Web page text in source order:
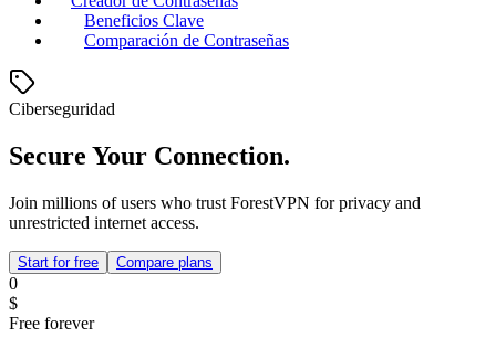
Beneficios Clave
Comparación de Contraseñas
Ciberseguridad
Secure Your Connection.
Join millions of users who trust ForestVPN for privacy and
unrestricted internet access.
Start for free Compare plans
0
$
Free forever